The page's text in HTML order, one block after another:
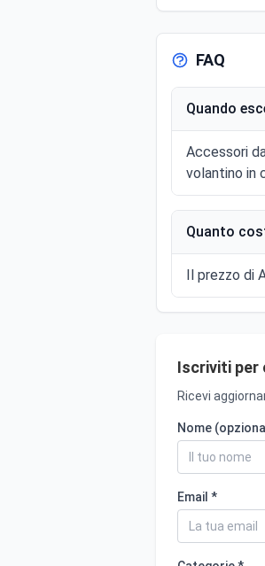
FAQ
Quando
Accessori
volantino in
Quanto
Il prezzo di
Iscriviti per
Ricevi
Nome
Email *